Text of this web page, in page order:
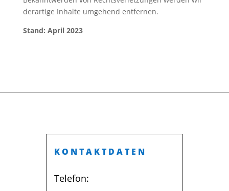
derartige Inhalte umgehend entfernen.
Stand: April 2023
KONTAKTDATEN
Telefon: